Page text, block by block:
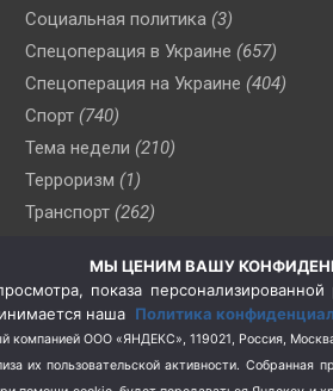
Социальная политика (3)
Спецоперация в Украине (657)
Спецоперация на Украине (404)
Спорт (740)
Тема недели (210)
Терроризм (1)
Транспорт (262)
(76)
Цены (2)
Школа и спорт (2)
Экология (8)
МЫ ЦЕНИМ ВАШУ
показа
наша Политика
компанией ООО «ЯНДЕКС», 119021, Россия,
их пользовательской активности. Собранная